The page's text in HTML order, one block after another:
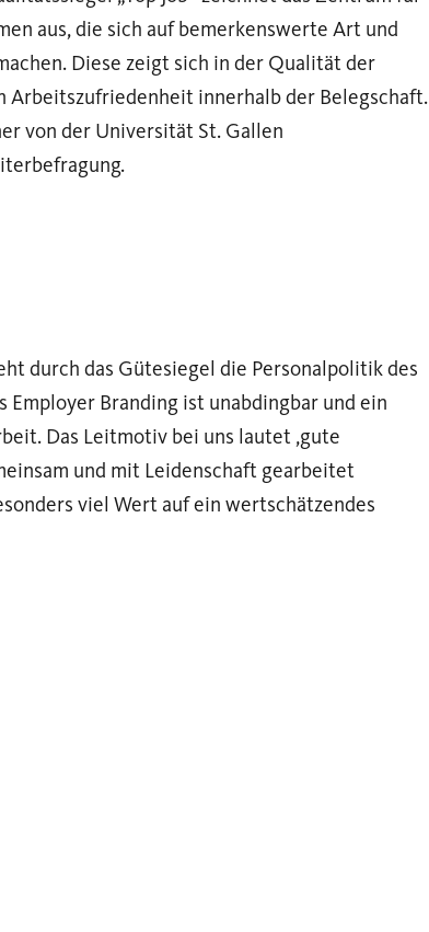
aus, die sich auf bemerkenswerte Art und
Diese zeigt sich in der Qualität der
Arbeitszufriedenheit innerhalb der Belegschaft.
von der Universität St. Gallen
durch das Gütesiegel die Personalpolitik des
Branding ist unabdingbar und ein
Das Leitmotiv bei uns lautet ‚gute
und mit Leidenschaft gearbeitet
viel Wert auf ein wertschätzendes